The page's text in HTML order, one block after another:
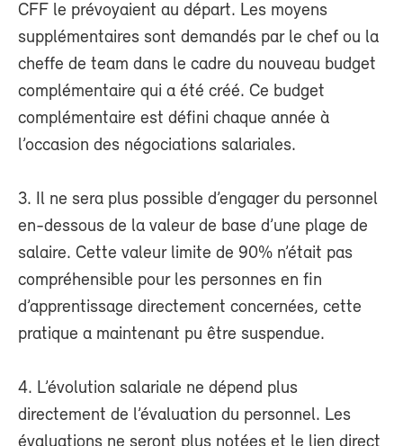
CFF le prévoyaient au départ. Les moyens
supplémentaires sont demandés par le chef ou la
cheffe de team dans le cadre du nouveau budget
complémentaire qui a été créé. Ce budget
complémentaire est défini chaque année à
l’occasion des négociations salariales.
3. Il ne sera plus possible d’engager du personnel
en-dessous de la valeur de base d’une plage de
salaire. Cette valeur limite de 90% n’était pas
compréhensible pour les personnes en fin
d’apprentissage directement concernées, cette
pratique a maintenant pu être suspendue.
4. L’évolution salariale ne dépend plus
directement de l’évaluation du personnel. Les
évaluations ne seront plus notées et le lien direct